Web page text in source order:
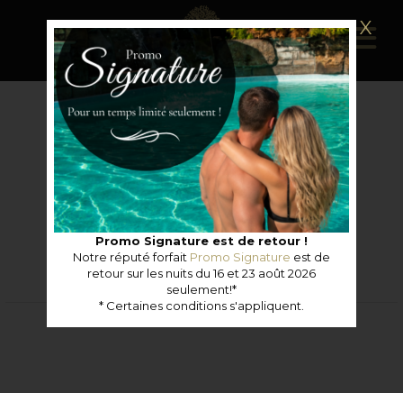
X
Promo Signature est de retour !
Notre réputé forfait Promo Signature est de
retour sur les nuits du 16 et 23 août 2026
seulement!*
* Certaines conditions s'appliquent.
Ce forfait n'est plus disponible.
CONSULTER LES FORFAITS DE CETTE CATÉGORIE